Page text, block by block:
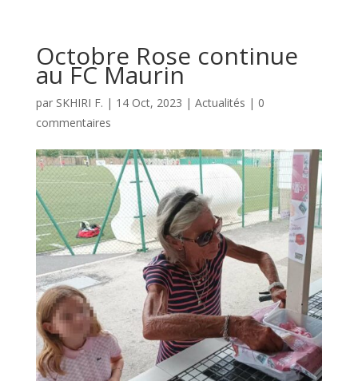
Octobre Rose continue
au FC Maurin
par SKHIRI F. | 14 Oct, 2023 | Actualités | 0
commentaires